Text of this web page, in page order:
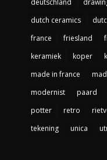
deutschland
dutch ceramics
france
friesland
keramiek
koper
made in france
modernist
paard
potter
retro
tekening
unica